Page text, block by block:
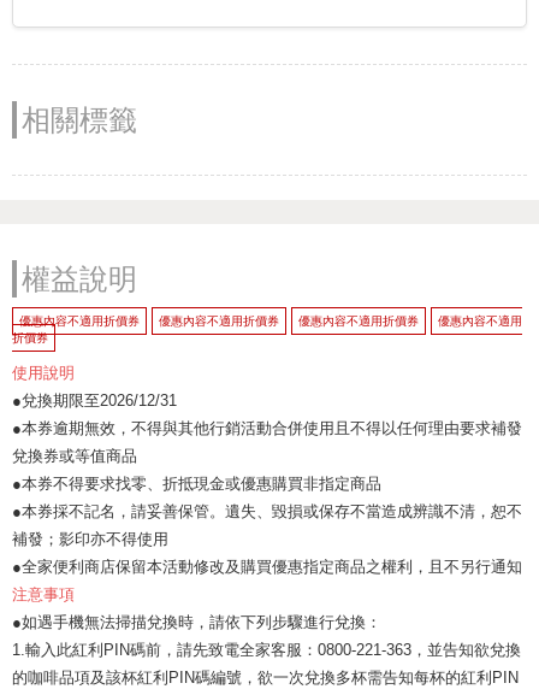
相關標籤
權益說明
優惠內容不適用折價券 優惠內容不適用折價券 優惠內容不適用折價券
優惠內容不適用
折價券
使用說明
●兌換期限至2026/12/31
●本券逾期無效，不得與其他行銷活動合併使用且不得以任何理由要求補發
兌換券或等值商品
●本券不得要求找零、折抵現金或優惠購買非指定商品
●本券採不記名，請妥善保管。遺失、毀損或保存不當造成辨識不清，恕不
補發；影印亦不得使用
●全家便利商店保留本活動修改及購買優惠指定商品之權利，且不另行通知
注意事項
●如遇手機無法掃描兌換時，請依下列步驟進行兌換：
1.輸入此紅利PIN碼前，請先致電全家客服：0800-221-363，並告知欲兌換
的咖啡品項及該杯紅利PIN碼編號，欲一次兌換多杯需告知每杯的紅利PIN